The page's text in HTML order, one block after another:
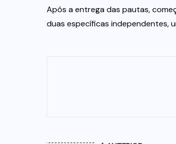
Após a entrega das pautas,
duas específicas independentes,